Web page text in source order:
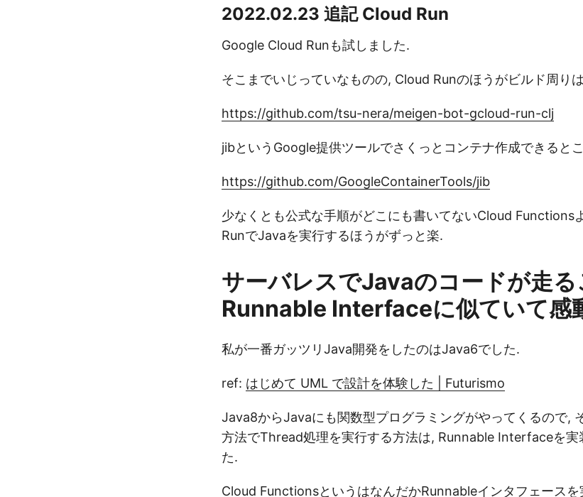
2022.02.23 追記 Cloud Run
Google Cloud Runも試しました.
そこまでいじっていなものの, Cloud Runのほうがビルド周り
https://github.com/tsu-nera/meigen-bot-gcloud-run-clj
jibというGoogle提供ツールでさくっとコンテナ作成できると
https://github.com/GoogleContainerTools/jib
少なくとも公式な手順がどこにも書いてないCloud Functions
RunでJavaを実行するほうがずっと楽.
サーバレスでJavaのコードが走る
Runnable Interfaceに似ていて感
私が一番ガッツリJava開発をしたのはJava6でした.
ref: はじめて UML で設計を体験した | Futurismo
Java8からJavaにも関数型プログラミングがやってくるので,
方法でThread処理を実行する方法は, Runnable Interfaceを実
た.
Cloud FunctionsというはなんだかRunnableインタフェース